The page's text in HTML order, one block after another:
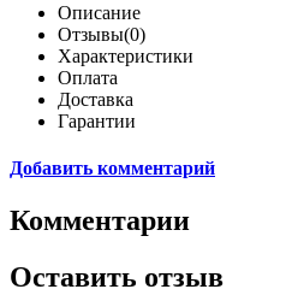
Описание
Отзывы(0)
Характеристики
Оплата
Доставка
Гарантии
Добавить комментарий
Комментарии
Оставить отзыв